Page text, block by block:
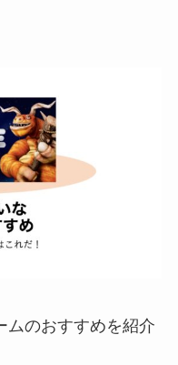
ムのおすすめを紹介